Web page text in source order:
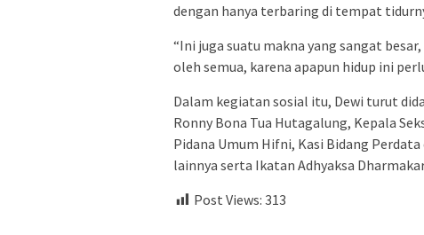
dengan hanya terbaring di tempat
“Ini juga suatu makna yang sangat
oleh semua, karena apapun hidup ini
Dalam kegiatan sosial itu, Dewi turut
Ronny Bona Tua Hutagalung, Kepala
Pidana Umum Hifni, Kasi Bidang
lainnya serta Ikatan Adhyaksa
Post Views: 313